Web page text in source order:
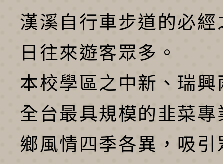
漢溪自行車步道的必經
日往來遊客眾多。
本校學區之中新、瑞興
全台最具規模的韭菜專
鄉風情四季各異，吸引